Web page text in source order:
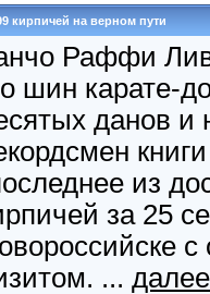
кирпичей на верном пути
Раффи
шин карате-
данов и
из
за 25
...